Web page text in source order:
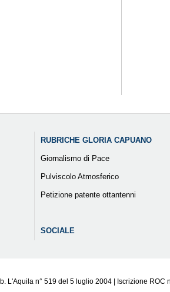
RUBRICHE GLORIA CAPUANO
Giornalismo di Pace
Pulviscolo Atmosferico
Petizione patente ottantenni
SOCIALE
L'Aquila n° 519 del 5 luglio 2004 | Iscrizione ROC